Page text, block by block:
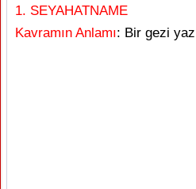
1. SEYAHATNAME
Kavramın Anlamı: Bir gezi